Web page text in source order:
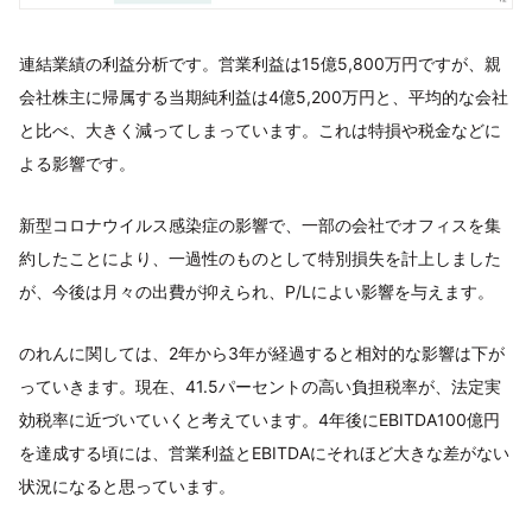
連結業績の利益分析です。営業利益は15億5,800万円ですが、親
会社株主に帰属する当期純利益は4億5,200万円と、平均的な会社
と比べ、大きく減ってしまっています。これは特損や税金などに
よる影響です。
新型コロナウイルス感染症の影響で、一部の会社でオフィスを集
約したことにより、一過性のものとして特別損失を計上しました
が、今後は月々の出費が抑えられ、P/Lによい影響を与えます。
のれんに関しては、2年から3年が経過すると相対的な影響は下が
っていきます。現在、41.5パーセントの高い負担税率が、法定実
効税率に近づいていくと考えています。4年後にEBITDA100億円
を達成する頃には、営業利益とEBITDAにそれほど大きな差がない
状況になると思っています。